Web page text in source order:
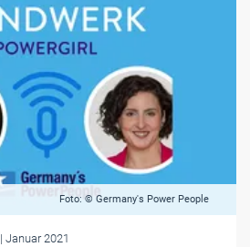
Foto: © Germany's Power People
| Januar 2021